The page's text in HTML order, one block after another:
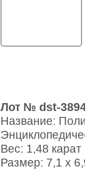
Лот № dst-
Название:
Вес: 1,48 карат
Размер: 7,1 x